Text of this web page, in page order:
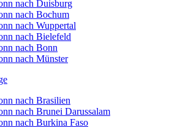
nach Duisburg
nach Bochum
nach Wuppertal
nach Bielefeld
nach Bonn
nach Münster
nach Brasilien
nach Brunei Darussalam
nach Burkina Faso